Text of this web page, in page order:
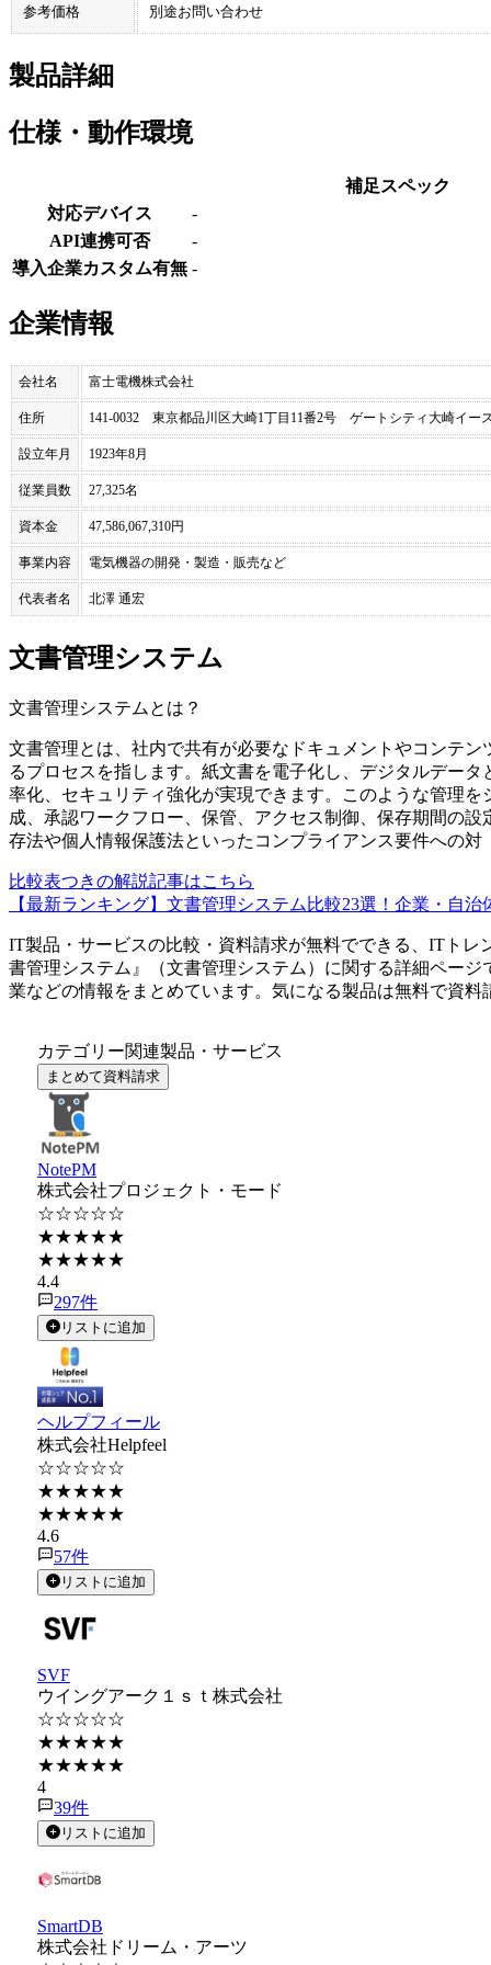
参考価格 別途お問い合わせ
製品詳細
仕様・動作環境
補足スペック
対応デバイス
-
API連携可否
-
導入企業カスタム有無 -
企業情報
会社名 富士電機株式会社
住所 141-0032 東京都品川区大崎1丁目11番2号 ゲートシティ大崎イー
設立年月 1923年8月
従業員数 27,325名
資本金 47,586,067,310円
事業内容 電気機器の開発・製造・販売など
代表者名 北澤 通宏
文書管理システム
文書管理システム とは？
文書管理とは、社内で共有が必要なドキュメントやコンテ
るプロセスを指します。紙文書を電子化し、デジタルデー
率化、セキュリティ強化が実現できます。このような管理
成、承認ワークフロー、保管、アクセス制御、保存期間の
存法や個人情報保護法といったコンプライアンス要件への対
比較表つきの解説記事はこちら
【最新ランキング】文書管理システム比較23選！企業・自治
IT製品・サービスの比較・資料請求が無料でできる、ITトレ
書管理システム 』（文書管理システム ）に関する詳細ページ
業などの情報をまとめています。気になる製品は無料で資料
カテゴリー関連製品・サービス
まとめて資料請求
NotePM
株式会社プロジェクト・モード
☆☆☆☆☆
★★★★★
★★★★★
4.4
297件
リストに追加
ヘルプフィール
株式会社Helpfeel
☆☆☆☆☆
★★★★★
★★★★★
4.6
57件
リストに追加
SVF
ウイングアーク１ｓｔ株式会社
☆☆☆☆☆
★★★★★
★★★★★
4
39件
リストに追加
SmartDB
株式会社ドリーム・アーツ